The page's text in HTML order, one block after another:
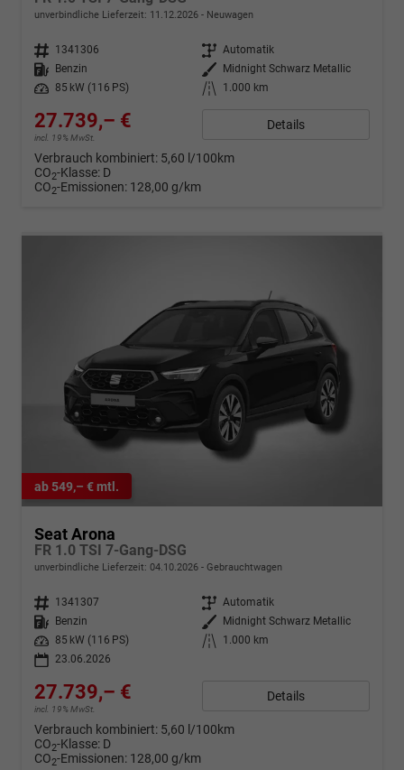
unverbindliche Lieferzeit: 11.12.2026 Neuwagen
Fahrzeugnr. 1341306 Getriebe Automatik
Kraftstoff
Benzin Außenfarbe
Midnight Schwarz Metallic
Leistung
85 kW (116 PS) Kilometerstand 1.000 km
27.739,– €
incl. 19% MwSt.
Details
Verbrauch kombiniert: 5,60 l/100km
CO2-Klasse: D
CO2-Emissionen: 128,00 g/km
ab 549,– € mtl.
Seat Arona
FR 1.0 TSI 7-Gang-DSG
unverbindliche Lieferzeit: 04.10.2026 Gebrauchtwagen
Fahrzeugnr. 1341307 Getriebe Automatik
Kraftstoff
Benzin Außenfarbe
Midnight Schwarz Metallic
Leistung
85 kW (116 PS) Kilometerstand
1.000 km
23.06.2026
27.739,– €
incl. 19% MwSt.
Details
Verbrauch kombiniert: 5,60 l/100km
CO2-Klasse: D
CO2-Emissionen: 128,00 g/km